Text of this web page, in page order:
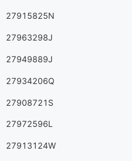
27915825N
27963298J
27949889J
27934206Q
27908721S
27972596L
27913124W